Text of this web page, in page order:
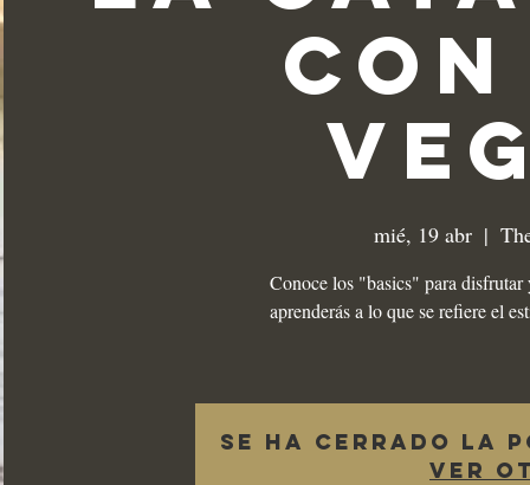
con
mié, 19 abr
  |
Conoce los "basics" para
aprenderás a lo que se refiere el
Se ha cerrado la
Ver